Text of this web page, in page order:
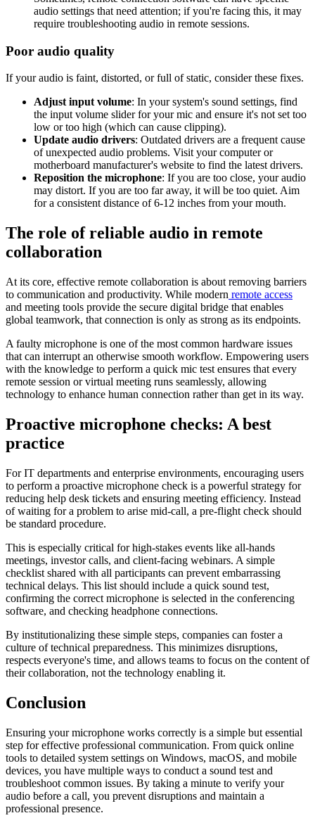
audio settings that need attention; if you're facing this, it may
require troubleshooting audio in remote sessions.
Poor audio quality
If your audio is faint, distorted, or full of static, consider these fixes.
Adjust input volume: In your system's sound settings, find
the input volume slider for your mic and ensure it's not set too
low or too high (which can cause clipping).
Update audio drivers: Outdated drivers are a frequent cause
of unexpected audio problems. Visit your computer or
motherboard manufacturer's website to find the latest drivers.
Reposition the microphone: If you are too close, your audio
may distort. If you are too far away, it will be too quiet. Aim
for a consistent distance of 6-12 inches from your mouth.
The role of reliable audio in remote
collaboration
At its core, effective remote collaboration is about removing barriers
to communication and productivity. While modern remote access
and meeting tools provide the secure digital bridge that enables
global teamwork, that connection is only as strong as its endpoints.
A faulty microphone is one of the most common hardware issues
that can interrupt an otherwise smooth workflow. Empowering users
with the knowledge to perform a quick mic test ensures that every
remote session or virtual meeting runs seamlessly, allowing
technology to enhance human connection rather than get in its way.
Proactive microphone checks: A best
practice
For IT departments and enterprise environments, encouraging users
to perform a proactive microphone check is a powerful strategy for
reducing help desk tickets and ensuring meeting efficiency. Instead
of waiting for a problem to arise mid-call, a pre-flight check should
be standard procedure.
This is especially critical for high-stakes events like all-hands
meetings, investor calls, and client-facing webinars. A simple
checklist shared with all participants can prevent embarrassing
technical delays. This list should include a quick sound test,
confirming the correct microphone is selected in the conferencing
software, and checking headphone connections.
By institutionalizing these simple steps, companies can foster a
culture of technical preparedness. This minimizes disruptions,
respects everyone's time, and allows teams to focus on the content of
their collaboration, not the technology enabling it.
Conclusion
Ensuring your microphone works correctly is a simple but essential
step for effective professional communication. From quick online
tools to detailed system settings on Windows, macOS, and mobile
devices, you have multiple ways to conduct a sound test and
troubleshoot common issues. By taking a minute to verify your
audio before a call, you prevent disruptions and maintain a
professional presence.